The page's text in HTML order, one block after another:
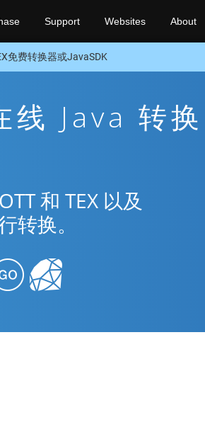
Support Websites About
免费转换器或JavaSDK
线 Java 转换
和 TEX 以及
转换。